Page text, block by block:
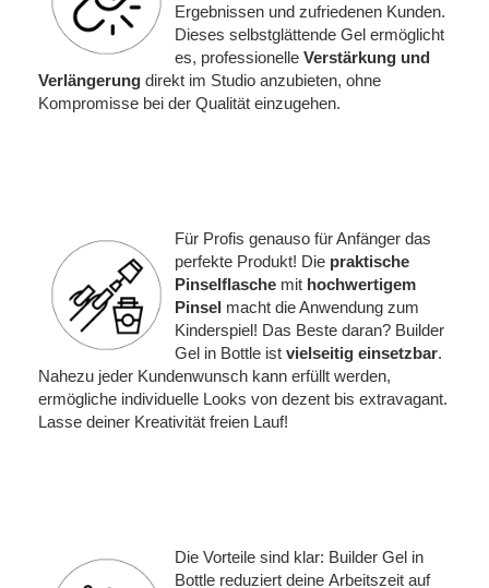
Ergebnissen und zufriedenen Kunden.
Dieses selbstglättende Gel ermöglicht
es, professionelle Verstärkung und
Verlängerung direkt im Studio anzubieten, ohne
Kompromisse bei der Qualität einzugehen.
Für Profis genauso für Anfänger das
perfekte Produkt! Die praktische
Pinselflasche mit hochwertigem
Pinsel macht die Anwendung zum
Kinderspiel! Das Beste daran? Builder
Gel in Bottle ist vielseitig einsetzbar.
Nahezu jeder Kundenwunsch kann erfüllt werden,
ermögliche individuelle Looks von dezent bis extravagant.
Lasse deiner Kreativität freien Lauf!
Die Vorteile sind klar: Builder Gel in
Bottle reduziert deine Arbeitszeit auf